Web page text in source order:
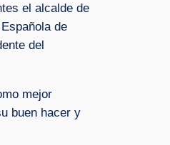
el alcalde de
de
del
mejor
buen hacer y